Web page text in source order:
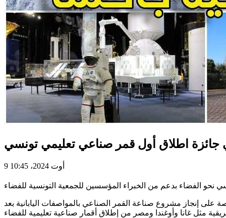
جائزة اطلاق أول قمر صناعي تعليمي تونسي
9 أوت 2024، 10:45
إنجاز مشروع صناعة القمر الصناعي بالمواصفات اليابانية بعد